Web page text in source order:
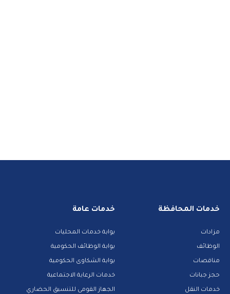
خدمات المحافظة
مزادات
الوظائف
مناقصات
حجز جبانات
خدمات النقل
خدمات عامة
بوابة خدمات المحليات
بوابة الوظائف الحكومية
بوابة الشكاوى الحكومية
خدمات الرعاية الاجتماعية
الجهاز القومى للتنسيق الحضاري